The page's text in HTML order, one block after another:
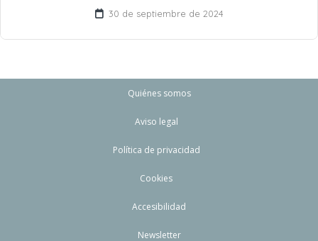
30 de septiembre de 2024
Quiénes somos
Aviso legal
Política de privacidad
Cookies
Accesibilidad
Newsletter